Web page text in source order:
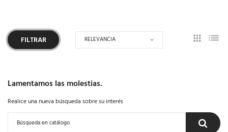
FILTRAR RELEVANCIA
Lamentamos las molestias.
Realice una nueva búsqueda sobre su interés